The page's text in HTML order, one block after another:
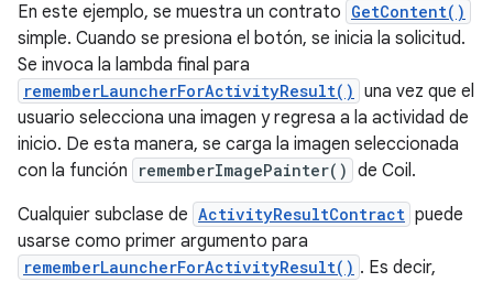
En este ejemplo, se muestra un contrato GetContent()
simple. Cuando se presiona el botón, se inicia la solicitud.
Se invoca la lambda final para
rememberLauncherForActivityResult() una vez que el
usuario selecciona una imagen y regresa a la actividad de
inicio. De esta manera, se carga la imagen seleccionada
con la función
rememberImagePainter() de Coil.
Cualquier subclase de ActivityResultContract puede
usarse como primer argumento para
rememberLauncherForActivityResult() . Es decir,